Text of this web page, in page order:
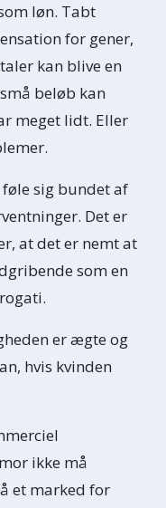
løn. Tabt
for gener,
kan blive en
beløb kan
meget lidt. Eller
føle sig bundet af
Det er
at det er nemt at
som en
er ægte og
hvis kvinden
ikke må
et marked for